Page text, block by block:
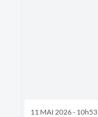
11 MAI 2026 - 10h53